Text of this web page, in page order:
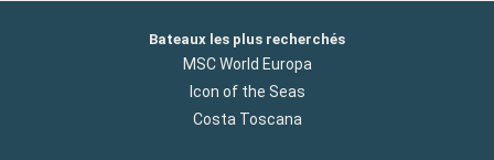
Bateaux les plus recherchés
MSC World Europa
Icon of the Seas
Costa Toscana